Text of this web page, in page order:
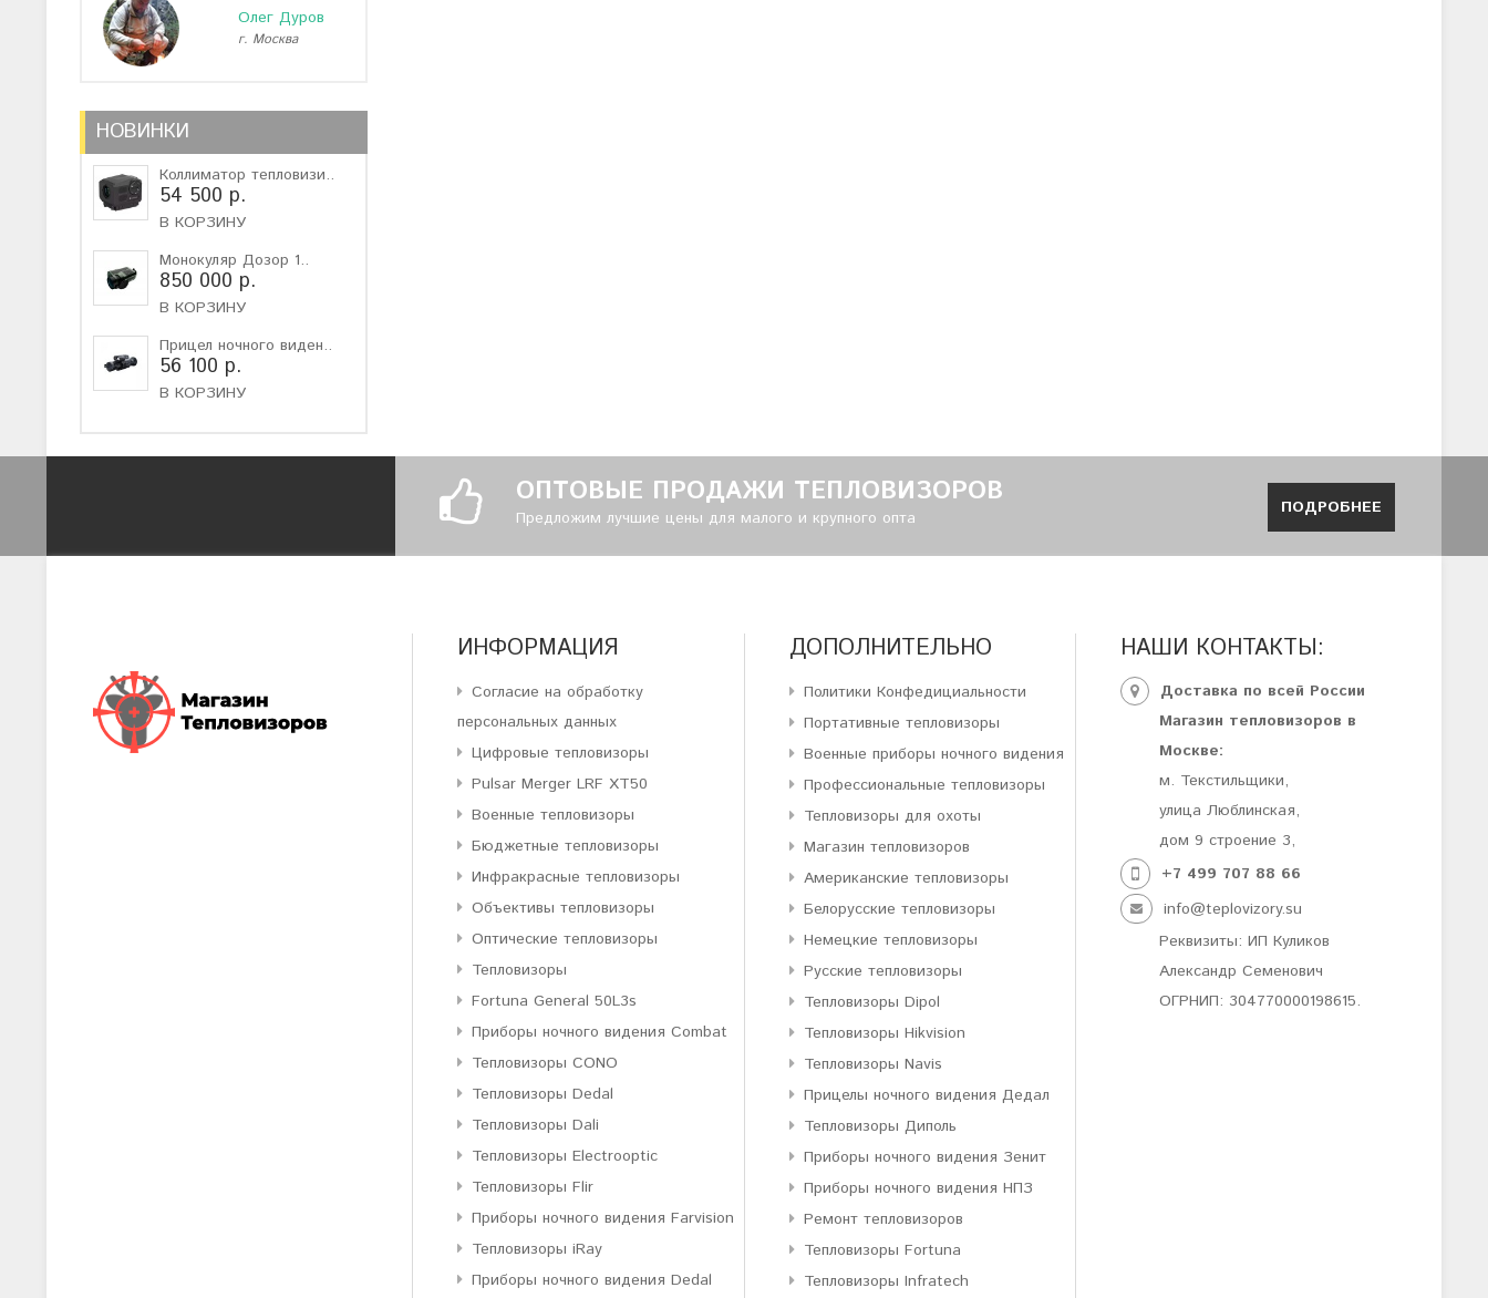
Олег Дуров
г. Москва
НОВИНКИ
Коллиматор тепловизи..
54 500 р.
В КОРЗИНУ
Монокуляр Дозор 1..
850 000 р.
В КОРЗИНУ
Прицел ночного виден..
56 100 р.
В КОРЗИНУ
ОПТОВЫЕ ПРОДАЖИ ТЕПЛОВИЗОРОВ
Предложим лучшие цены для малого и крупного опта ПОДРОБНЕЕ
ИНФОРМАЦИЯ
Согласие на обработку
персональных данных
Цифровые тепловизоры
Pulsar Merger LRF XT50
Военные тепловизоры
Бюджетные тепловизоры
Инфракрасные тепловизоры
Объективы тепловизоры
Оптические тепловизоры
Тепловизоры
Fortuna General 50L3s
Приборы ночного видения Combat
Тепловизоры CONO
Тепловизоры Dedal
Тепловизоры Dali
Тепловизоры Electrooptic
Тепловизоры Flir
Приборы ночного видения Farvision
Тепловизоры iRay
Приборы ночного видения Dedal
ДОПОЛНИТЕЛЬНО
Политики Конфедициальности
Портативные тепловизоры
Военные приборы ночного видения
Профессиональные тепловизоры
Тепловизоры для охоты
Магазин тепловизоров
Американские тепловизоры
Белорусские тепловизоры
Немецкие тепловизоры
Русские тепловизоры
Тепловизоры Dipol
Тепловизоры Hikvision
Тепловизоры Navis
Прицелы ночного видения Дедал
Тепловизоры Диполь
Приборы ночного видения Зенит
Приборы ночного видения НПЗ
Ремонт тепловизоров
Тепловизоры Fortuna
Тепловизоры Infratech
НАШИ КОНТАКТЫ:
Доставка по всей России
Магазин тепловизоров в
Москве:
м. Текстильщики,
улица Люблинская,
дом 9 строение 3,
+7 499 707 88 66
info@teplovizory.su
Реквизиты: ИП Куликов
Александр Семенович
ОГРНИП: 304770000198615.